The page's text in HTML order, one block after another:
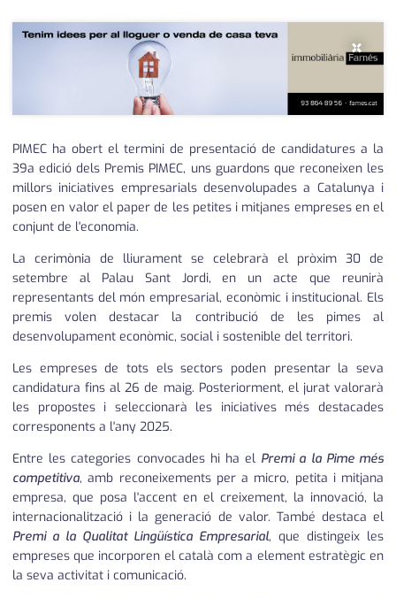
×
PIMEC ha obert el termini de presentació de candidatures a la
39a edició dels Premis PIMEC, uns guardons que reconeixen les
millors iniciatives empresarials desenvolupades a Catalunya i
posen en valor el paper de les petites i mitjanes empreses en el
conjunt de l'economia.
La cerimònia de lliurament se celebrarà el pròxim 30 de
setembre al Palau Sant Jordi, en un acte que reunirà
representants del món empresarial, econòmic i institucional. Els
premis volen destacar la contribució de les pimes al
desenvolupament econòmic, social i sostenible del territori.
Les empreses de tots els sectors poden presentar la seva
candidatura fins al 26 de maig. Posteriorment, el jurat valorarà
les propostes i seleccionarà les iniciatives més destacades
corresponents a l'any 2025.
Entre les categories convocades hi ha el Premi a la Pime més
competitiva, amb reconeixements per a micro, petita i mitjana
empresa, que posa l'accent en el creixement, la innovació, la
internacionalització i la generació de valor. També destaca el
Premi a la Qualitat Lingüística Empresarial, que distingeix les
empreses que incorporen el català com a element estratègic en
la seva activitat i comunicació.